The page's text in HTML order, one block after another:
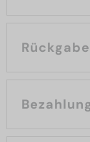
Rückgabe